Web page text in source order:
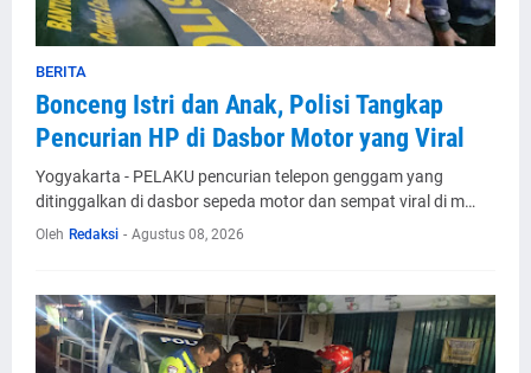
BERITA
Bonceng Istri dan Anak, Polisi Tangkap
Pencurian HP di Dasbor Motor yang Viral
Yogyakarta - PELAKU pencurian telepon genggam yang
ditinggalkan di dasbor sepeda motor dan sempat viral di m…
Oleh Redaksi - Agustus 08, 2026